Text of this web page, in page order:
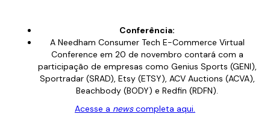
Conferência:
A Needham Consumer Tech E-Commerce Virtual
Conference em 20 de novembro contará com a
participação de empresas como Genius Sports (GENI),
Sportradar (SRAD), Etsy (ETSY), ACV Auctions (ACVA),
Beachbody (BODY) e Redfin (RDFN).
Acesse a newscompleta aqui.